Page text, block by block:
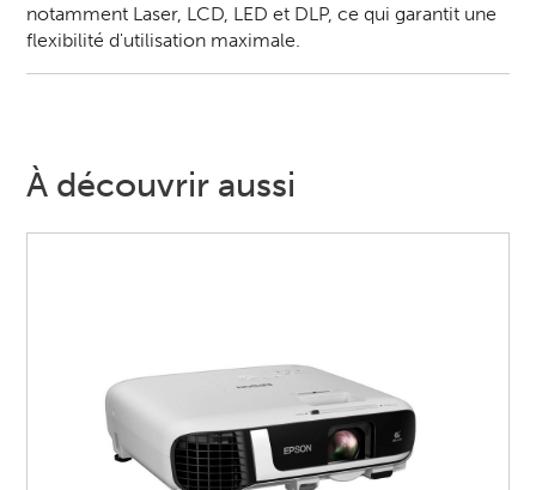
notamment Laser, LCD, LED et DLP, ce qui garantit une
flexibilité d'utilisation maximale.
À découvrir aussi